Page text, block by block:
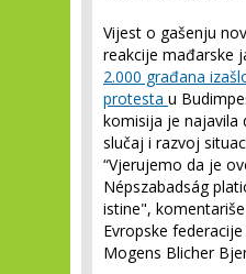
Vijest o gašenju
reakcije mađarske
2.000 građana
protesta u
komisija je najavila
slučaj i razvoj
“Vjerujemo da je
Népszabadság
istine",
Evropske federacije
Mogens Blicher